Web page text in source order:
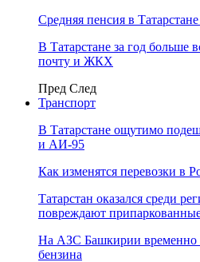
Средняя пенсия в
В Татарстане за год больше
почту и ЖКХ
Пред След
Транспорт
В Татарстане ощутимо
и АИ-95
Как изменятся перевозки в
Татарстан оказался среди
повреждают
На АЗС Башкирии временно
бензина